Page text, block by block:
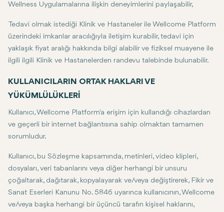
Wellness Uygulamalarına ilişkin deneyimlerini paylaşabilir,
Tedavi olmak istediği Klinik ve Hastaneler ile Wellcome Platform
üzerindeki imkanlar aracılığıyla iletişim kurabilir, tedavi için
yaklaşık fiyat aralığı hakkında bilgi alabilir ve fiziksel muayene ile
ilgili ilgili Klinik ve Hastanelerden randevu talebinde bulunabilir.
KULLANICILARIN ORTAK HAKLARI VE
YÜKÜMLÜLÜKLERİ
Kullanıcı, Wellcome Platform'a erişim için kullandığı cihazlardan
ve geçerli bir internet bağlantısına sahip olmaktan tamamen
sorumludur.
Kullanıcı, bu Sözleşme kapsamında, metinleri, video klipleri,
dosyaları, veri tabanlarını veya diğer herhangi bir unsuru
çoğaltarak, dağıtarak, kopyalayarak ve/veya değiştirerek, Fikir ve
Sanat Eserleri Kanunu No. 5846 uyarınca kullanıcının, Wellcome
ve/veya başka herhangi bir üçüncü tarafın kişisel haklarını,